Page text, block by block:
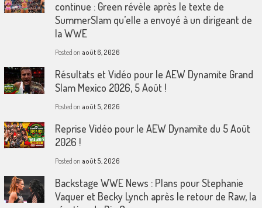
continue : Green révèle après le texte de
SummerSlam qu’elle a envoyé à un dirigeant de
la WWE
Posted on août 6, 2026
Résultats et Vidéo pour le AEW Dynamite Grand
Slam Mexico 2026, 5 Août !
Posted on août 5, 2026
Reprise Vidéo pour le AEW Dynamite du 5 Août
2026 !
Posted on août 5, 2026
Backstage WWE News : Plans pour Stephanie
Vaquer et Becky Lynch après le retour de Raw, la